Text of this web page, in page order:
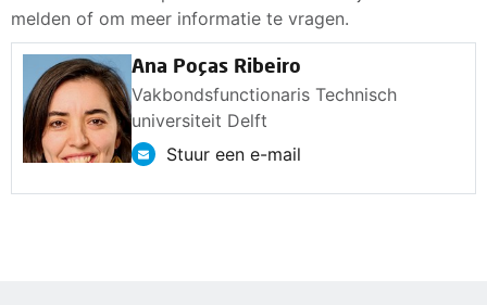
melden of om meer informatie te vragen.
Ana Poças Ribeiro
Vakbondsfunctionaris Technisch
universiteit Delft
Stuur een e-mail